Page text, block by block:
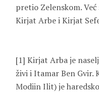
pretio Zelenskom.
Kirjat Arbe i Kirjat
[1] Kirjat Arba je
živi i Itamar Ben Gvir.
Modiin Ilit) je